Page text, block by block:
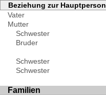
Beziehung zur Hauptperson
Vater
Mutter
Schwester
Bruder
Schwester
Schwester
Familien